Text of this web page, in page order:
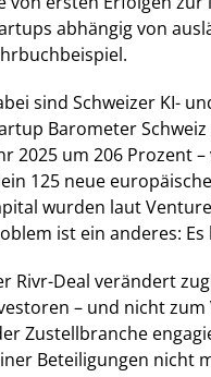
abhängig von
sind Schweizer KI-
Barometer
2025 um 206 Prozent
125 neue
wurden laut
ist ein anderes:
Rivr-Deal verändert
– und nicht
Zustellbranche
Beteiligungen nicht